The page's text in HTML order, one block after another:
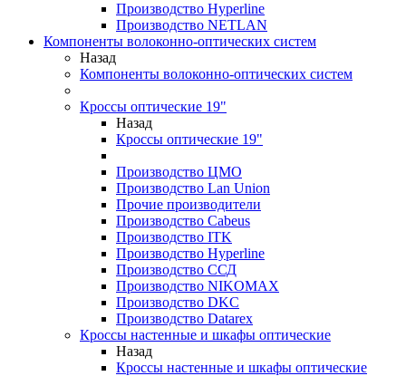
Производство Hyperline
Производство NETLAN
Компоненты волоконно-оптических систем
Назад
Компоненты волоконно-оптических систем
Кроссы оптические 19"
Назад
Кроссы оптические 19"
Производство ЦМО
Производство Lan Union
Прочие производители
Производство Cabeus
Производство ITK
Производство Hyperline
Производство ССД
Производство NIKOMAX
Производство DKC
Производство Datarex
Кроссы настенные и шкафы оптические
Назад
Кроссы настенные и шкафы оптические